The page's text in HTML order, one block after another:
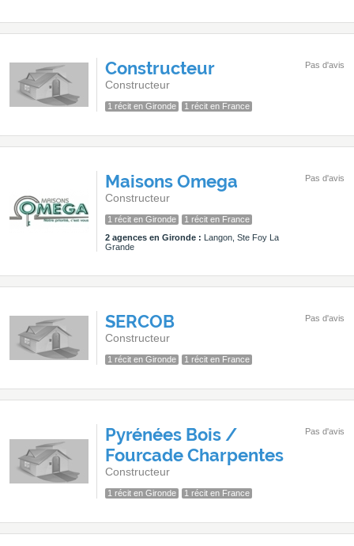
Constructeur
Constructeur
1 récit en Gironde 1 récit en France
Pas d'avis
Maisons Omega
Constructeur
1 récit en Gironde
1 récit en France
2 agences en Gironde : Langon, Ste Foy La
Grande
Pas d'avis
SERCOB
Constructeur
1 récit en Gironde 1 récit en France
Pas d'avis
Pyrénées Bois /
Fourcade Charpentes
Constructeur
1 récit en Gironde 1 récit en France
Pas d'avis